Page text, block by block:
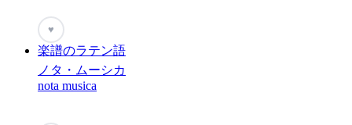
♥
楽譜のラテン語
ノタ・ムーシカ
nota musica